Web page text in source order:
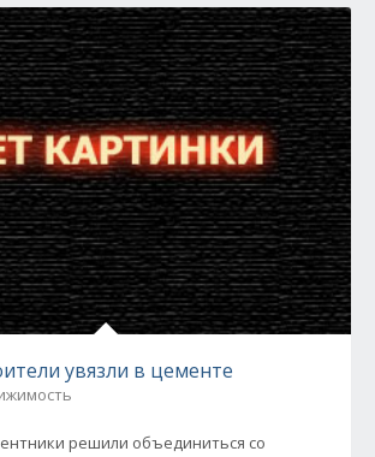
увязли в цементе
решили объединиться со